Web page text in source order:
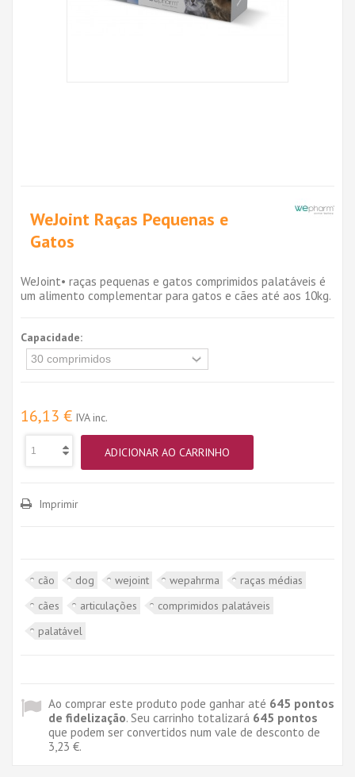
WeJoint Raças Pequenas e
Gatos
WeJoint• raças pequenas e gatos comprimidos palatáveis é
um alimento complementar para gatos e cães até aos 10kg.
Capacidade:
16,13 € IVA inc.
ADICIONAR AO CARRINHO
Imprimir
cão dog wejoint wepahrma
raças médias
cães
articulações
comprimidos palatáveis
palatável
Ao comprar este produto pode ganhar até 645 pontos
de fidelização. Seu carrinho totalizará 645 pontos
que podem ser convertidos num vale de desconto de
3,23 €.